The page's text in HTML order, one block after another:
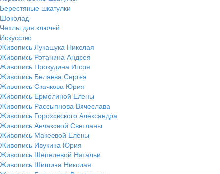
Берестяные шкатулки
Шоколад
Чехлы для ключей
Искусство
Живопись Лукашука Николая
Живопись Ротанина Андрея
Живопись Прокудина Игоря
Живопись Беляева Сергея
Живопись Скачкова Юрия
Живопись Ермолиной Елены
Живопись Рассыпнова Вячеслава
Живопись Гороховского Александра
Живопись Анчаковой Светланы
Живопись Макеевой Елены
Живопись Ивукина Юрия
Живопись Шепелевой Натальи
Живопись Шишина Николая